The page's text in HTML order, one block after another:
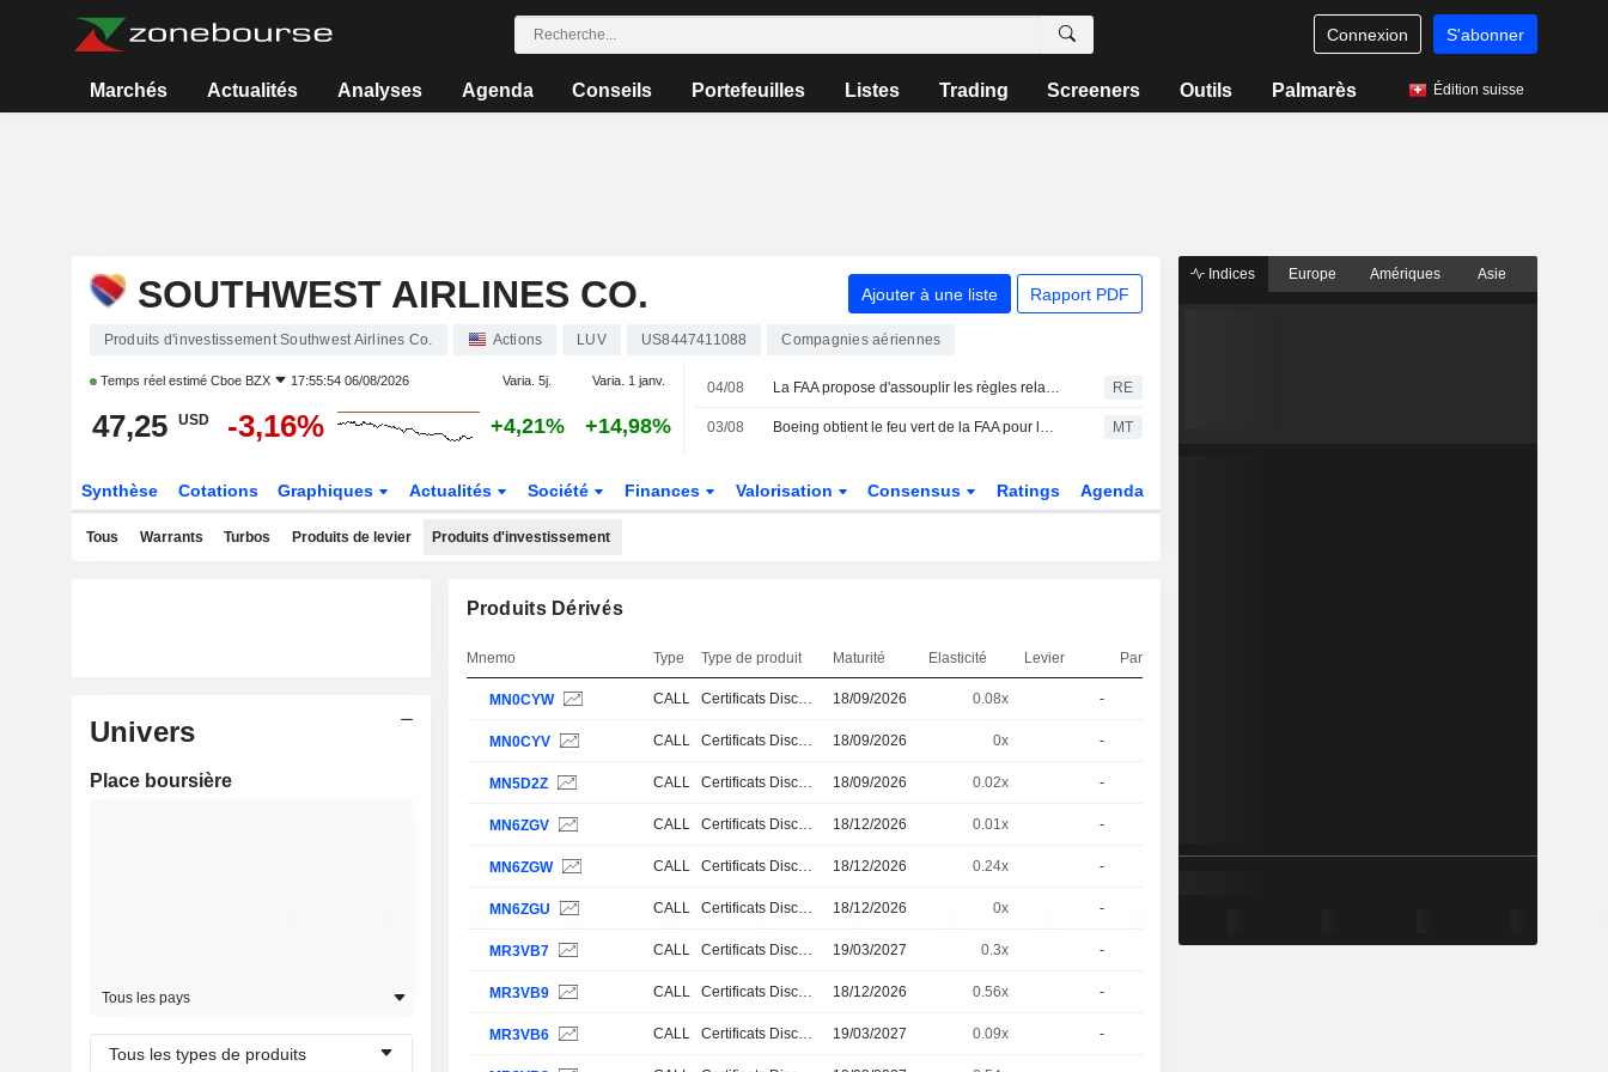
Connexion S'abonner
Marchés Actualités Analyses Agenda Conseils Portefeuilles Listes Trading Screeners Outils Palmarès Édition suisse
SOUTHWEST AIRLINES CO. Ajouter à une liste Rapport PDF
Produits d'investissement Southwest Airlines Co. Actions LUV US8447411088 Compagnies aériennes
Temps réel estimé Cboe BZX 17:55:54 06/08/2026 Varia. 5j. Varia. 1 janv.
47,25 USD -3,16% +4,21% +14,98%
04/08 La FAA propose d'assouplir les règles relatives aux trousses médicales d'urgence des compagnies aériennes RE
03/08 Boeing obtient le feu vert de la FAA pour le Max 7 après près d'une décennie d'examen MT
Synthèse Cotations Graphiques Actualités Société Finances Valorisation Consensus Ratings Agenda
Tous Warrants Turbos Produits de levier Produits d'investissement
Univers
Place boursière
Tous les pays
Tous les types de produits
Produits Dérivés
Mnemo Type Type de produit Maturité Elasticité Levier Parité
MN0CYW CALL Certificats Discount 18/09/2026 0.08x -
MN0CYV CALL Certificats Discount 18/09/2026 0x -
MN5D2Z CALL Certificats Discount 18/09/2026 0.02x -
MN6ZGV CALL Certificats Discount 18/12/2026 0.01x -
MN6ZGW CALL Certificats Discount 18/12/2026 0.24x -
MN6ZGU CALL Certificats Discount 18/12/2026 0x -
MR3VB7 CALL Certificats Discount 19/03/2027 0.3x - 31.42 / 31.73
MR3VB9 CALL Certificats Discount 18/12/2026 0.56x -
MR3VB6 CALL Certificats Discount 19/03/2027 0.09x -
Indices Europe Amériques Asie